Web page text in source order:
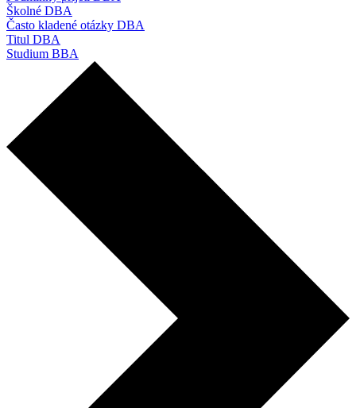
Školné DBA
Často kladené otázky DBA
Titul DBA
Studium BBA